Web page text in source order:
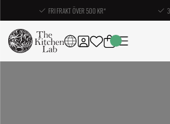
FRI FRAKT ÖVER 500 KR*